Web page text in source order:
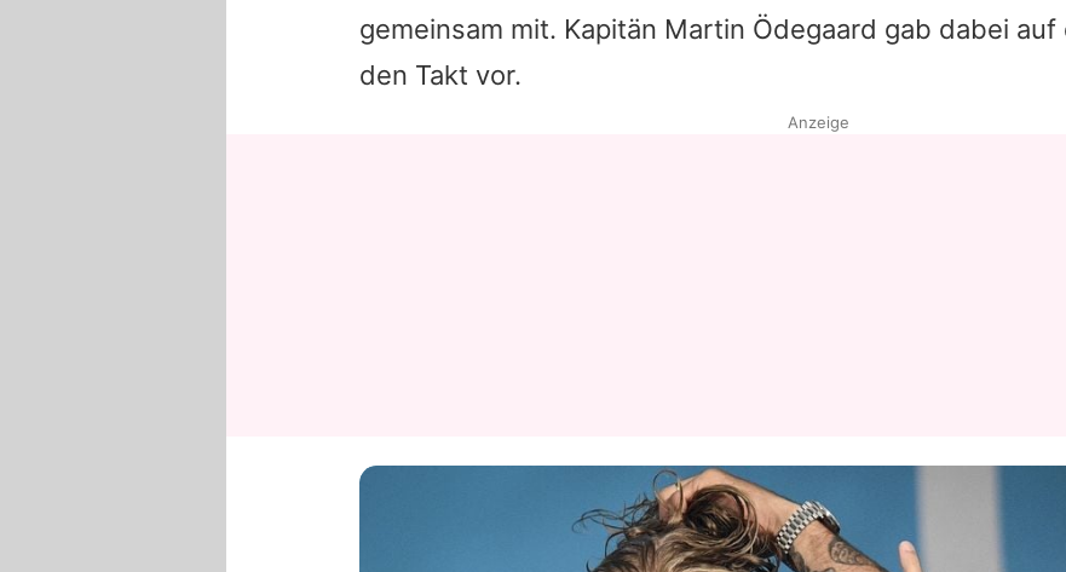
gemeinsam mit. Kapitän Martin Ödegaard gab dabei auf
den Takt vor.
Anzeige